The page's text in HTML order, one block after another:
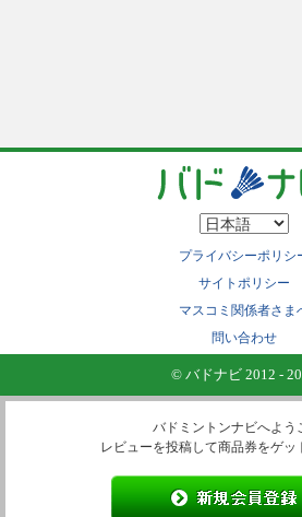
プライバシーポリシ
サイトポリシー
マスコミ関係者さま
問い合わせ
© バドナビ 2012 -
バドミントンナビへよう
レビューを投稿して商品券をゲッ